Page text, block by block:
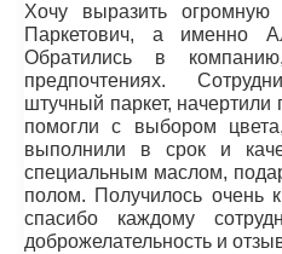
Хочу выразить огромную
Паркетович, а именно
Обратились в
предпочтениях.
штучный паркет, начертили
помогли с выбором
выполнили в срок и
специальным маслом,
полом. Получилось очень
спасибо каждому
доброжелательность и